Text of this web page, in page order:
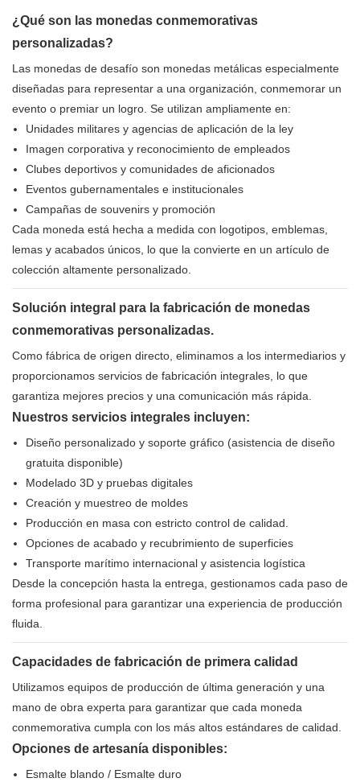
¿Qué son las monedas conmemorativas
personalizadas?
Las monedas de desafío son monedas metálicas especialmente
diseñadas para representar a una organización, conmemorar un
evento o premiar un logro. Se utilizan ampliamente en:
Unidades militares y agencias de aplicación de la ley
Imagen corporativa y reconocimiento de empleados
Clubes deportivos y comunidades de aficionados
Eventos gubernamentales e institucionales
Campañas de souvenirs y promoción
Cada moneda está hecha a medida con logotipos, emblemas,
lemas y acabados únicos, lo que la convierte en un artículo de
colección altamente personalizado.
Solución integral para la fabricación de monedas
conmemorativas personalizadas.
Como fábrica de origen directo, eliminamos a los intermediarios y
proporcionamos servicios de fabricación integrales, lo que
garantiza mejores precios y una comunicación más rápida.
Nuestros servicios integrales incluyen:
Diseño personalizado y soporte gráfico (asistencia de diseño
gratuita disponible)
Modelado 3D y pruebas digitales
Creación y muestreo de moldes
Producción en masa con estricto control de calidad.
Opciones de acabado y recubrimiento de superficies
Transporte marítimo internacional y asistencia logística
Desde la concepción hasta la entrega, gestionamos cada paso de
forma profesional para garantizar una experiencia de producción
fluida.
Capacidades de fabricación de primera calidad
Utilizamos equipos de producción de última generación y una
mano de obra experta para garantizar que cada moneda
conmemorativa cumpla con los más altos estándares de calidad.
Opciones de artesanía disponibles:
Esmalte blando / Esmalte duro